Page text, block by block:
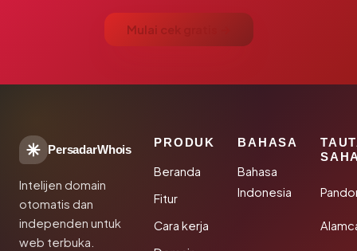
Mulai cek gratis →
PersadarWhois
Intelijen domain
otomatis dan
independen untuk
web terbuka.
PRODUK
Beranda
Fitur
Cara kerja
BAHASA
Bahasa
Indonesia